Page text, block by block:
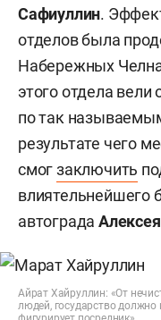
Сафиуллин.
отделов была
Набережных
этого отдела
по так
результате чего
смогзаключить
влиятельнейшего
автограда
Айрат Хайруллин: «От
людей, государство